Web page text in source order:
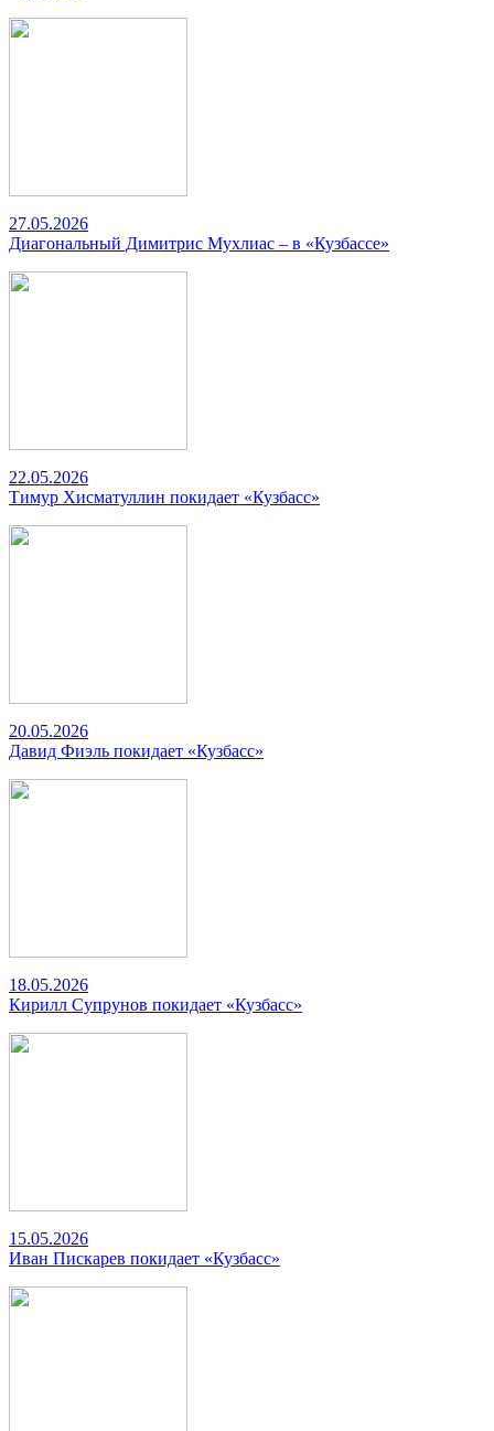
27.05.2026
Диагональный Димитрис Мухлиас – в «Кузбассе»
22.05.2026
Тимур Хисматуллин покидает «Кузбасс»
20.05.2026
Давид Фиэль покидает «Кузбасс»
18.05.2026
Кирилл Супрунов покидает «Кузбасс»
15.05.2026
Иван Пискарев покидает «Кузбасс»